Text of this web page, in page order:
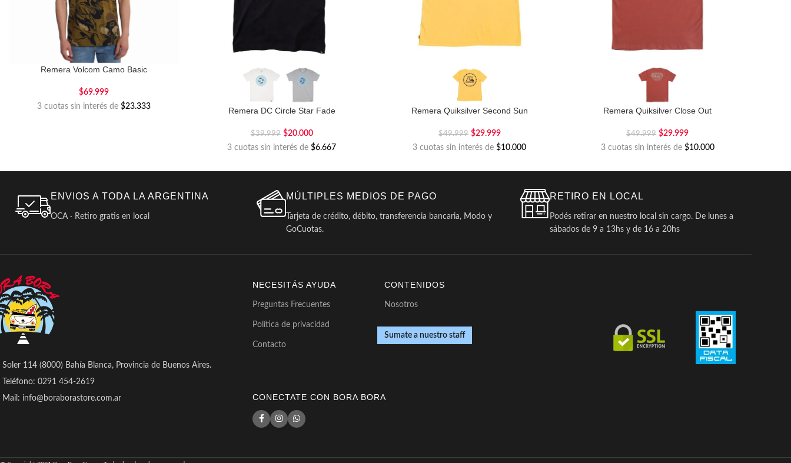
Remera Volcom Camo Basic
$69.999
3 cuotas sin interés de$23.333 Remera DC Circle Star Fade
$39.999 $20.000
3 cuotas sin interés de$6.667
Remera Quiksilver Second Sun
$49.999 $29.999
3 cuotas sin interés de$10.000
Remera Quiksilver Close Out
$49.999 $29.999
3 cuotas sin interés de $10.000
ENVIOS A TODA LA ARGENTINA
OCA · Retiro gratis en local
MÚLTIPLES MEDIOS DE PAGO
Tarjeta de crédito, débito, transferencia bancaria, Modo y
GoCuotas.
RETIRO EN LOCAL
Podés retirar en nuestro local sin cargo. De lunes a
sábados de 9 a 13hs y de 16 a 20hs
Soler 114 (8000) Bahía Blanca, Provincia de Buenos Aires.
Teléfono: 0291 454-2619
Mail: info@boraborastore.com.ar
NECESITÁS AYUDA
Preguntas Frecuentes
Política de privacidad
Contacto
CONTENIDOS
Nosotros
Sumate a nuestro staff
CONECTATE CON BORA BORA